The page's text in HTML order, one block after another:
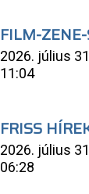
FILM-
2026. július
11:04
FRISS
2026. július
06:28